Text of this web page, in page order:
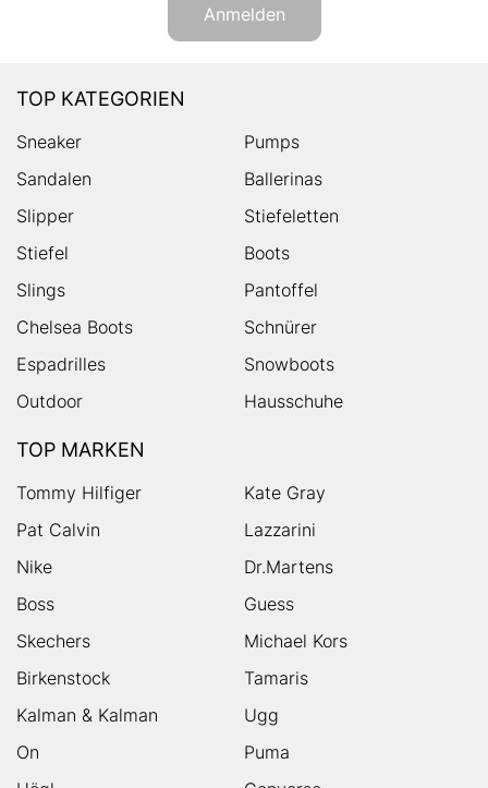
Anmelden
TOP KATEGORIEN
Sneaker
Pumps
Sandalen
Ballerinas
Slipper
Stiefeletten
Stiefel
Boots
Slings
Pantoffel
Chelsea Boots
Schnürer
Espadrilles
Snowboots
Outdoor
Hausschuhe
TOP MARKEN
Tommy Hilfiger
Kate Gray
Pat Calvin
Lazzarini
Nike
Dr.Martens
Boss
Guess
Skechers
Michael Kors
Birkenstock
Tamaris
Kalman & Kalman
Ugg
On
Puma